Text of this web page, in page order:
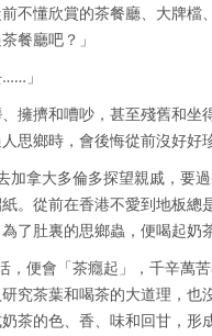
懂欣賞的茶餐廳、大牌檔
餐廳吧？」
」
擁擠和嘈吵，甚至殘舊和坐
思鄉時，會後悔從前沒好好
拿大多倫多探望親戚，要
。從前在香港不愛到地板總
了肚裏的思鄉蟲，便喝起奶茶
便會「茶癮起」，千辛萬
究茶葉和喝茶的大道理，也
茶的色、香、味和回甘，形